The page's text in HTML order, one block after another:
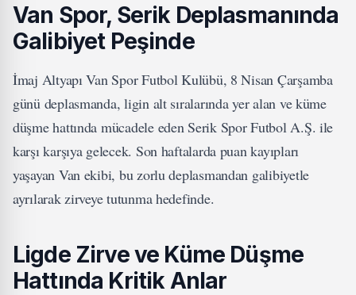
Van Spor, Serik Deplasmanında
Galibiyet Peşinde
İmaj Altyapı Van Spor Futbol Kulübü, 8 Nisan Çarşamba
günü deplasmanda, ligin alt sıralarında yer alan ve küme
düşme hattında mücadele eden Serik Spor Futbol A.Ş. ile
karşı karşıya gelecek. Son haftalarda puan kayıpları
yaşayan Van ekibi, bu zorlu deplasmandan galibiyetle
ayrılarak zirveye tutunma hedefinde.
Ligde Zirve ve Küme Düşme
Hattında Kritik Anlar